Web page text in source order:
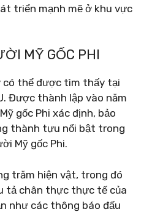
triển mạnh mẽ ở khu vực
MỸ GỐC PHI
có thể được tìm thấy tại
Được thành lập vào năm
gốc Phi xác định, bảo
thành tựu nổi bật trong
Mỹ gốc Phi.
trăm hiện vật, trong đó
tả chân thực thực tế của
như các thông báo đấu